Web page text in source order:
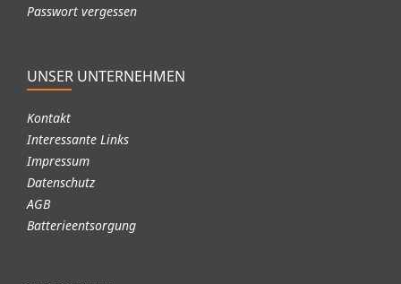
Passwort vergessen
UNSER UNTERNEHMEN
Kontakt
Interessante Links
Impressum
Datenschutz
AGB
Batterieentsorgung